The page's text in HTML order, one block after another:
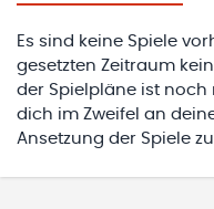
Es sind keine Spiele
gesetzten Zeitraum
der Spielpläne ist noch
dich im Zweifel an
Ansetzung der Spiele